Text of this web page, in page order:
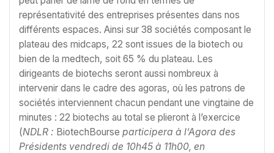
représentativité des entreprises présentes dans nos
différents espaces. Ainsi sur 38 sociétés composant le
plateau des midcaps, 22 sont issues de la biotech ou
bien de la medtech, soit 65 % du plateau. Les
dirigeants de biotechs seront aussi nombreux à
intervenir dans le cadre des agoras, où les patrons de
sociétés interviennent chacun pendant une vingtaine de
minutes : 22 biotechs au total se plieront à l’exercice
(NDLR : BiotechBourse participera à l’Agora des
Présidents vendredi de 10h45 à 11h00, en